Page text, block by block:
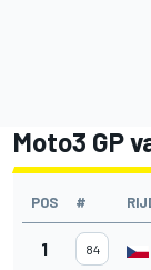
Moto3 GP
POS #
1 84